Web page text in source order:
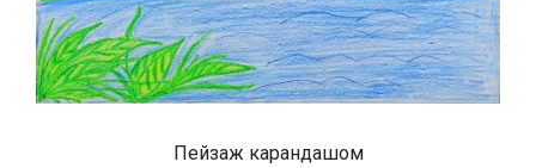
Пейзаж карандашом